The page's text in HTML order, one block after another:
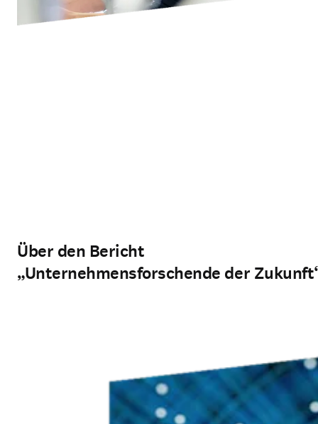
Über den Bericht
„Unternehmensforschende der